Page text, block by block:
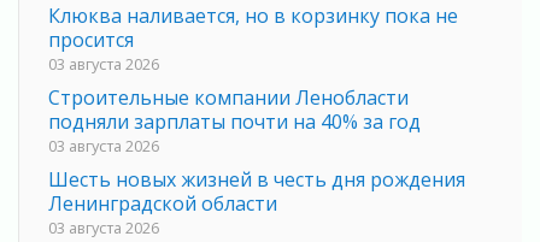
Клюква наливается, но в корзинку пока не
просится
03 августа 2026
Строительные компании Ленобласти
подняли зарплаты почти на 40% за год
03 августа 2026
Шесть новых жизней в честь дня рождения
Ленинградской области
03 августа 2026